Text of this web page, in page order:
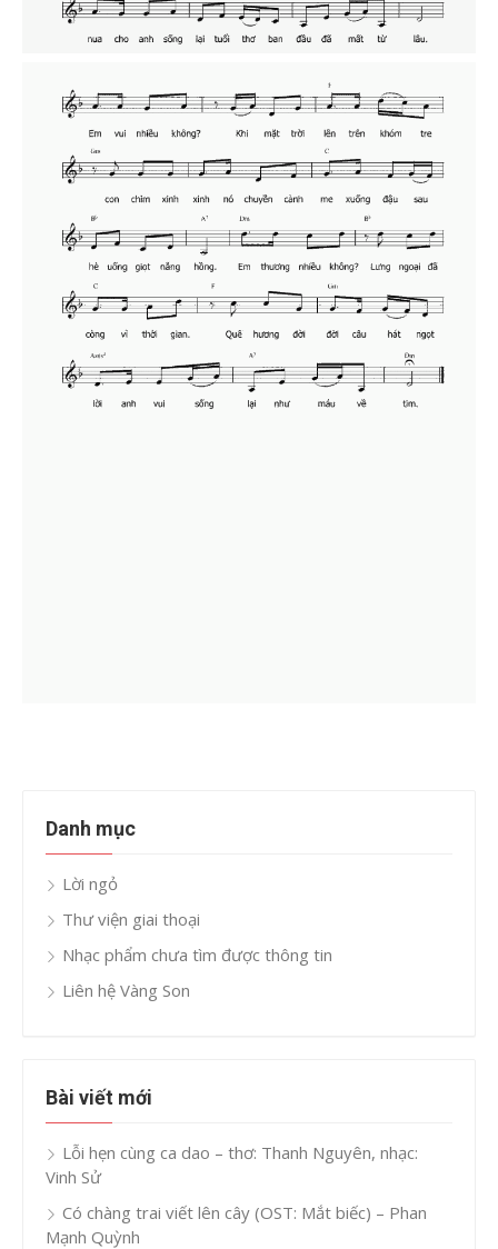
Danh mục
Lời ngỏ
Thư viện giai thoại
Nhạc phẩm chưa tìm được thông tin
Liên hệ Vàng Son
Bài viết mới
Lỗi hẹn cùng ca dao – thơ: Thanh Nguyên, nhạc:
Vinh Sử
Có chàng trai viết lên cây (OST: Mắt biếc) – Phan
Mạnh Quỳnh